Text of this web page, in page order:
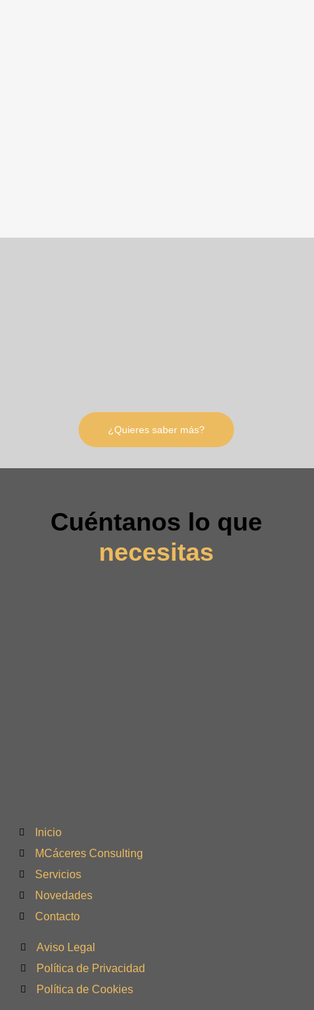
¿Quieres saber más?
Cuéntanos lo que
necesitas
Inicio
MCáceres Consulting
Servicios
Novedades
Contacto
Aviso Legal
Política de Privacidad
Política de Cookies